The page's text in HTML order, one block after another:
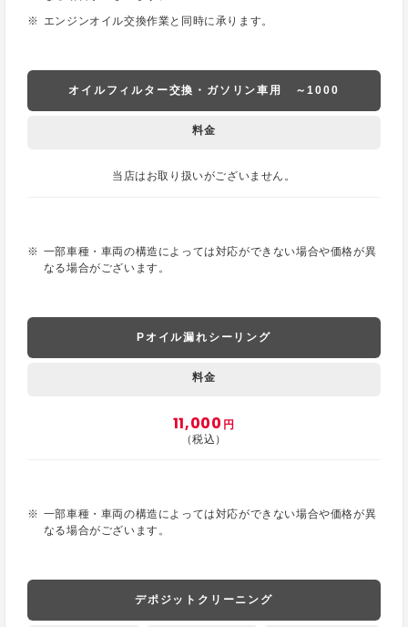
エンジンオイル交換作業と同時に承ります。
オイルフィルター交換・ガソリン車用 ～1000
料金
当店はお取り扱いがございません。
一部車種・車両の構造によっては対応ができない場合や価格が異
なる場合がございます。
Pオイル漏れシーリング
料金
11,000 円
（税込）
一部車種・車両の構造によっては対応ができない場合や価格が異
なる場合がございます。
デポジットクリーニング